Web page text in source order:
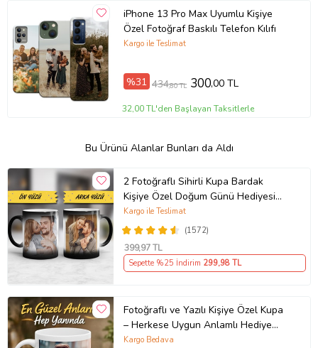
iPhone 13 Pro Max Uyumlu Kişiye
Özel Fotoğraf Baskılı Telefon Kılıfı
Kargo ile Teslimat
%31 434,80 TL 300,00 TL
32,00 TL'den Başlayan Taksitlerle
Bu Ürünü Alanlar Bunları da Aldı
2 Fotoğraflı Sihirli Kupa Bardak
Kişiye Özel Doğum Günü Hediyesi
Sevgiliye Hediye Anneye Babaya
Ablaya Abiye Kız Erkek Kardeşe
Arkadaşa Resimli Günü Yıl Dönümü
Hediyesi
(1572)
Kargo ile Teslimat
399,97 TL
Sepette %25 İndirim 299,98 TL
Fotoğraflı ve Yazılı Kişiye Özel Kupa
– Herkese Uygun Anlamlı Hediye
Porselen Baskılı Kupa (Beyaz)
Kargo Bedava